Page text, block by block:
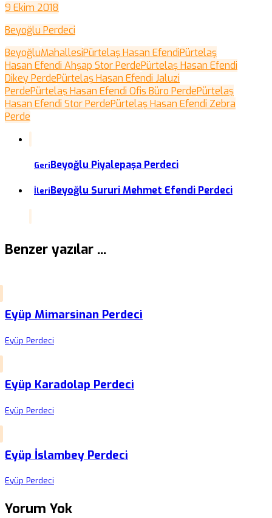
9 Ekim 2018
Beyoğlu Perdeci
BeyoğluMahallesiPürtelaş Hasan EfendiPürtelaş
Hasan Efendi Ahşap Stor PerdePürtelaş Hasan Efendi
Dikey PerdePürtelaş Hasan Efendi Jaluzi
PerdePürtelaş Hasan Efendi Ofis Büro PerdePürtelaş
Hasan Efendi Stor PerdePürtelaş Hasan Efendi Zebra
Perde
GeriBeyoğlu Piyalepaşa Perdeci
İleriBeyoğlu Sururi Mehmet Efendi Perdeci
Benzer yazılar ...
Eyüp Mimarsinan Perdeci
Eyüp Perdeci
Eyüp Karadolap Perdeci
Eyüp Perdeci
Eyüp İslambey Perdeci
Eyüp Perdeci
Yorum Yok